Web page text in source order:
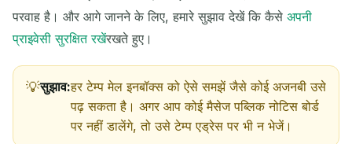
परवाह है। और आगे जानने के लिए, हमारे सुझाव देखें कि कैसे अपनी
प्राइवेसी सुरक्षित रखेंरखते हुए।
सुझाव:हर टेम्प मेल इनबॉक्स को ऐसे समझें जैसे कोई अजनबी उसे
पढ़ सकता है। अगर आप कोई मैसेज पब्लिक नोटिस बोर्ड
पर नहीं डालेंगे, तो उसे टेम्प एड्रेस पर भी न भेजें।